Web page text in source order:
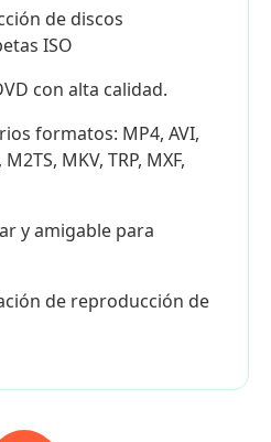
de discos
ISO
con alta calidad.
formatos: MP4, AVI,
MKV, TRP, MXF,
y amigable para
de reproducción de